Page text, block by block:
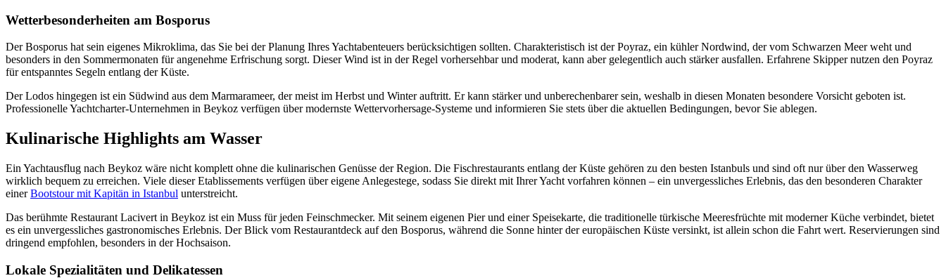
Wetterbesonderheiten am Bosporus
Der Bosporus hat sein eigenes Mikroklima, das Sie bei der Planung Ihres Yachtabenteuers berücksichtigen sollten. Charakteristisch ist der Poyraz, ein kühler Nordwind, der vom Schwarzen Meer weht und
besonders in den Sommermonaten für angenehme Erfrischung sorgt. Dieser Wind ist in der Regel vorhersehbar und moderat, kann aber gelegentlich auch stärker ausfallen. Erfahrene Skipper nutzen den Poyraz
für entspanntes Segeln entlang der Küste.
Der Lodos hingegen ist ein Südwind aus dem Marmarameer, der meist im Herbst und Winter auftritt. Er kann stärker und unberechenbarer sein, weshalb in diesen Monaten besondere Vorsicht geboten ist.
Professionelle Yachtcharter-Unternehmen in Beykoz verfügen über modernste Wettervorhersage-Systeme und informieren Sie stets über die aktuellen Bedingungen, bevor Sie ablegen.
Kulinarische Highlights am Wasser
Ein Yachtausflug nach Beykoz wäre nicht komplett ohne die kulinarischen Genüsse der Region. Die Fischrestaurants entlang der Küste gehören zu den besten Istanbuls und sind oft nur über den Wasserweg
wirklich bequem zu erreichen. Viele dieser Etablissements verfügen über eigene Anlegestege, sodass Sie direkt mit Ihrer Yacht vorfahren können – ein unvergessliches Erlebnis, das den besonderen Charakter
einerBootstour mit Kapitän in Istanbul unterstreicht.
Das berühmte Restaurant Lacivert in Beykoz ist ein Muss für jeden Feinschmecker. Mit seinem eigenen Pier und einer Speisekarte, die traditionelle türkische Meeresfrüchte mit moderner Küche verbindet, bietet
es ein unvergessliches gastronomisches Erlebnis. Der Blick vom Restaurantdeck auf den Bosporus, während die Sonne hinter der europäischen Küste versinkt, ist allein schon die Fahrt wert. Reservierungen sind
dringend empfohlen, besonders in der Hochsaison.
Lokale Spezialitäten und Delikatessen